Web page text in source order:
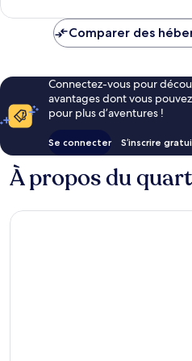
Comparer des
Connectez-vous pour
avantages dont vous
pour plus d’aventures !
Se connecter S’inscrire
À propos du